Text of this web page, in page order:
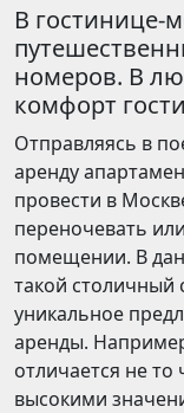
В гостинице-
номеров. В
комфорт
Отправляясь в
аренду
провести в
переночевать
помещении. В
такой столичный
уникальное
аренды.
отличается не
высокими